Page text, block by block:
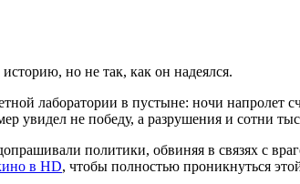
но не так, как он надеялся.
лаборатории в пустыне: ночи напролет
увидел не победу, а разрушения и сотни
политики, обвиняя в связях с
в HD, чтобы полностью проникнуться